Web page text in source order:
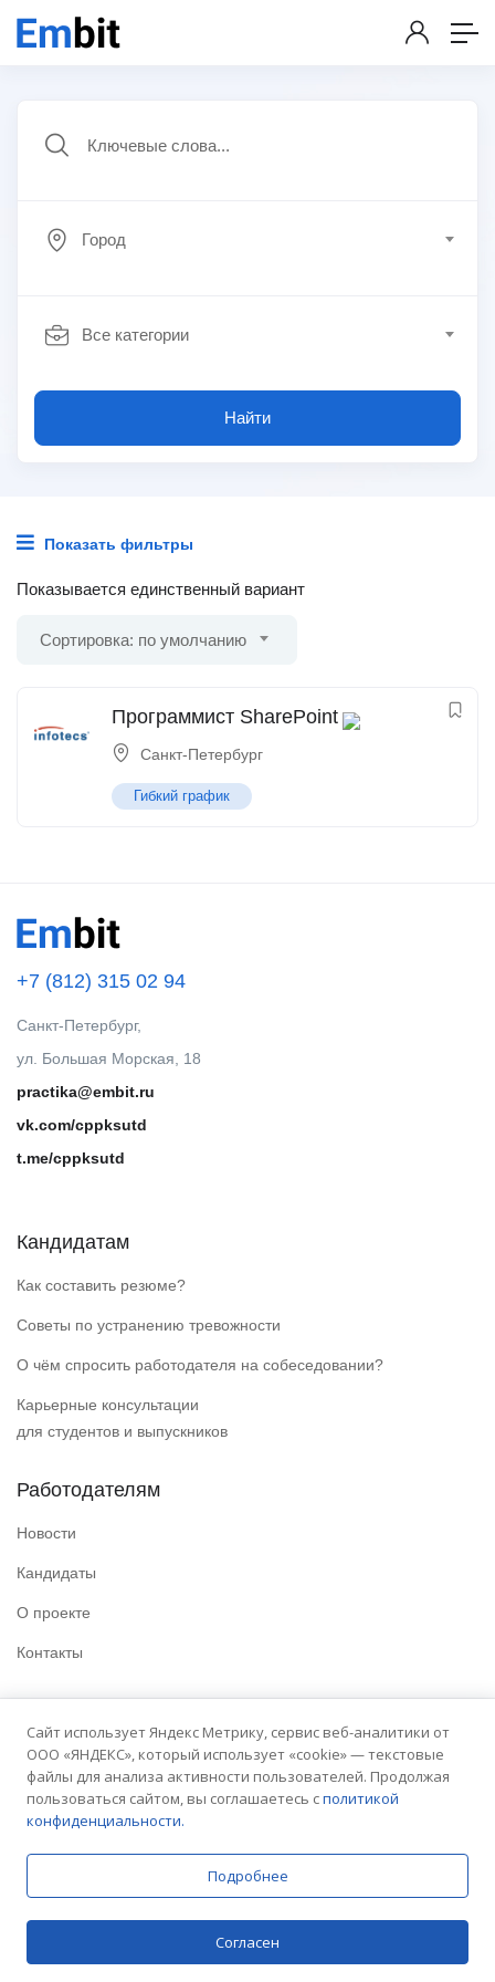
Город
Все категории
Найти
Показать фильтры
Показывается единственный вариант
Сортировка: по умолчанию
Программист SharePoint
Санкт-Петербург
Гибкий график
+7 (812) 315 02 94
Санкт-Петербург,
ул. Большая Морская, 18
practika@embit.ru
vk.com/cppksutd
t.me/cppksutd
Кандидатам
Как составить резюме?
Советы по устранению тревожности
О чём спросить работодателя на собеседовании?
Карьерные консультации
для студентов и выпускников
Работодателям
Новости
Кандидаты
О проекте
Контакты
Политика конфиденциальности
Условия использования
Сайт университета
© 2025 Embit. Все права защищены.
Сайт использует Яндекс Метрику, сервис веб-аналитики от
ООО «ЯНДЕКС», который использует «cookie» — текстовые
файлы для анализа активности пользователей. Продолжая
пользоваться сайтом, вы соглашаетесь сполитикой
конфиденциальности.
Подробнее
Согласен